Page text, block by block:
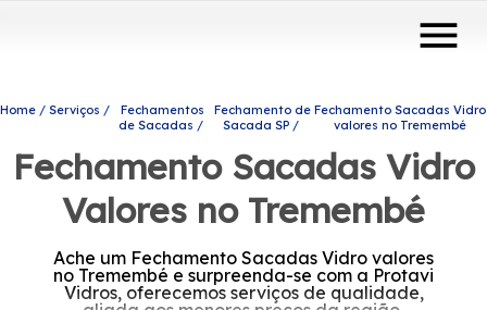
menu
Home Serviços
Fechamentos
de Sacadas
Fechamento de
Sacada SP
Fechamento Sacadas Vidro
valores no Tremembé
Fechamento Sacadas Vidro
Valores no Tremembé
Ache um Fechamento Sacadas Vidro valores
no Tremembé e surpreenda-se com a Protavi
Vidros, oferecemos serviços de qualidade,